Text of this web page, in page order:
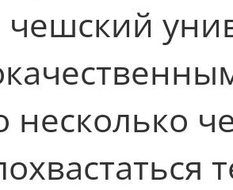
несколько